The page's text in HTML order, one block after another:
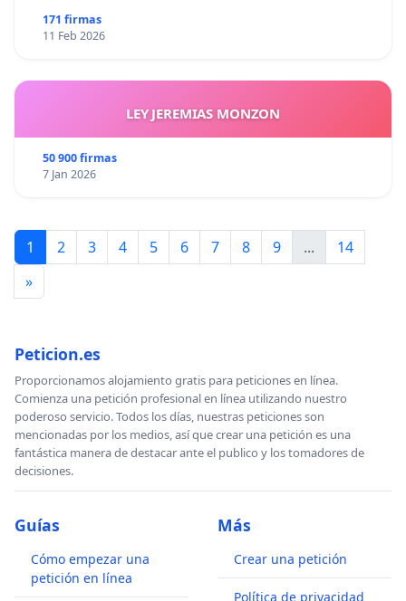
171 firmas
11 Feb 2026
LEY JEREMIAS MONZON
50 900 firmas
7 Jan 2026
1 2 3 4 5 6 7 8 9 ...
14
»
Peticion.es
Proporcionamos alojamiento gratis para peticiones en línea.
Comienza una petición profesional en línea utilizando nuestro
poderoso servicio. Todos los días, nuestras peticiones son
mencionadas por los medios, así que crear una petición es una
fantástica manera de destacar ante el publico y los tomadores de
decisiones.
Guías
Cómo empezar una
petición en línea
Más
Crear una petición
Política de privacidad